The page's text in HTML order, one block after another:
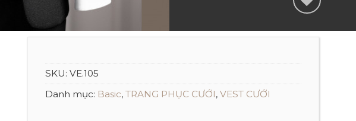
wishlist
SKU:VE.105
Danh mục: Basic,TRANG PHỤC CƯỚI,VEST CƯỚI